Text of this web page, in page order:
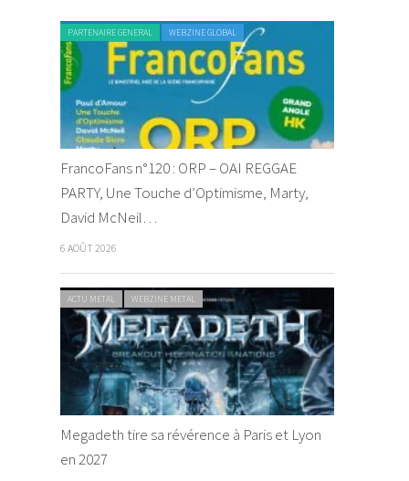
PARTENAIRE GENERAL WEBZINE GLOBAL
FrancoFans n°120 : ORP – OAI REGGAE
PARTY, Une Touche d’Optimisme, Marty,
David McNeil…
6 AOÛT 2026
ACTU METAL WEBZINE METAL
Megadeth tire sa révérence à Paris et Lyon
en 2027